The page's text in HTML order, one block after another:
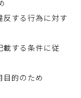
する行為に対す
する条件に従
的のため